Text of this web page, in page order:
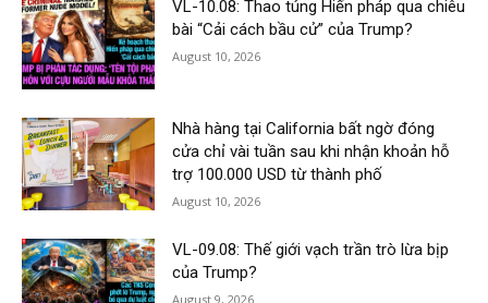
VL-10.08: Thao túng Hiến pháp qua chiêu
bài “Cải cách bầu cử” của Trump?
August 10, 2026
Nhà hàng tại California bất ngờ đóng
cửa chỉ vài tuần sau khi nhận khoản hỗ
trợ 100.000 USD từ thành phố
August 10, 2026
VL-09.08: Thế giới vạch trần trò lừa bịp
của Trump?
August 9, 2026